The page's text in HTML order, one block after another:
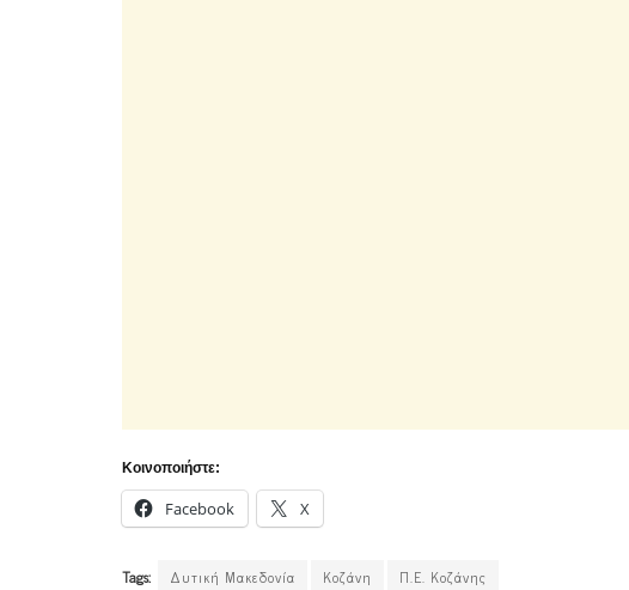
Κοινοποιήστε:
Facebook X
Tags: Δυτική Μακεδονία Κοζάνη Π.Ε. Κοζάνης